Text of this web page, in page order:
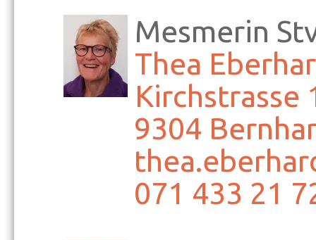
Mesmerin
Thea
Kirchstrasse
9304
071 433 21